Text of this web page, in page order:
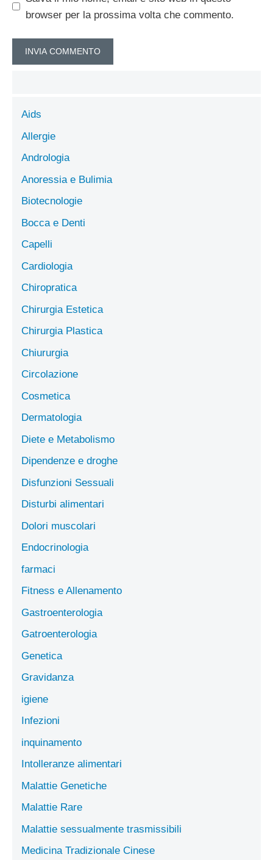
browser per la prossima volta che commento.
Aids
Allergie
Andrologia
Anoressia e Bulimia
Biotecnologie
Bocca e Denti
Capelli
Cardiologia
Chiropratica
Chirurgia Estetica
Chirurgia Plastica
Chiururgia
Circolazione
Cosmetica
Dermatologia
Diete e Metabolismo
Dipendenze e droghe
Disfunzioni Sessuali
Disturbi alimentari
Dolori muscolari
Endocrinologia
farmaci
Fitness e Allenamento
Gastroenterologia
Gatroenterologia
Genetica
Gravidanza
igiene
Infezioni
inquinamento
Intolleranze alimentari
Malattie Genetiche
Malattie Rare
Malattie sessualmente trasmissibili
Medicina Tradizionale Cinese